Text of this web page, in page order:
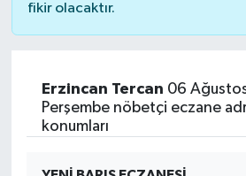
fikir olacaktır.
Erzincan Tercan 06
Perşembe nöbetçi eczane
konumları